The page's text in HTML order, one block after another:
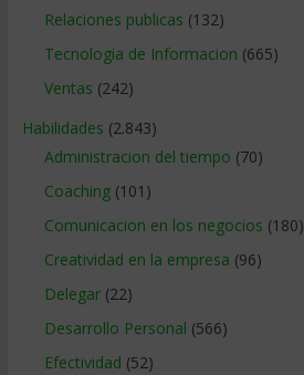
Relaciones publicas (132)
Tecnologia de Informacion (665)
Ventas (242)
Habilidades (2.843)
Administracion del tiempo (70)
Coaching(101)
Comunicacion en los negocios (180)
Creatividad en la empresa (96)
Delegar(22)
Desarrollo Personal (566)
Efectividad (52)